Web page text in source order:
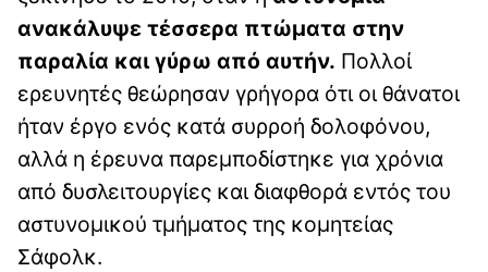
ανακάλυψε τέσσερα πτώματα στην
παραλία και γύρω από αυτήν. Πολλοί
ερευνητές θεώρησαν γρήγορα ότι οι θάνατοι
ήταν έργο ενός κατά συρροή δολοφόνου,
αλλά η έρευνα παρεμποδίστηκε για χρόνια
από δυσλειτουργίες και διαφθορά εντός του
αστυνομικού τμήματος της κομητείας
Σάφολκ.